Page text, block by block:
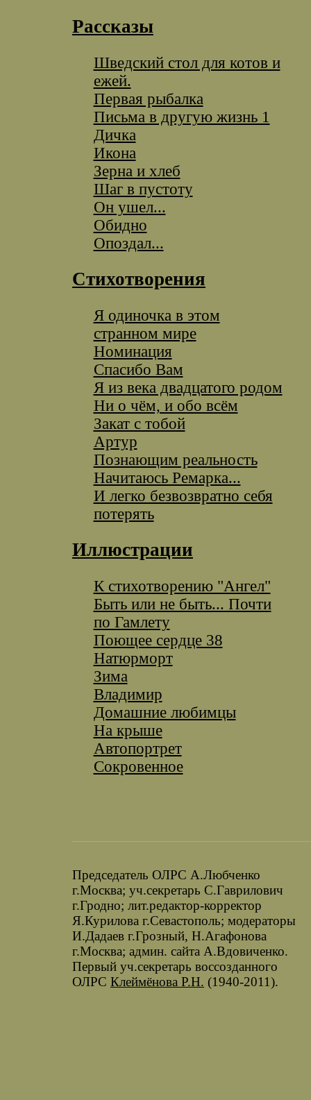
Рассказы
Шведский стол для котов и
ежей.
Первая рыбалка
Письма в другую жизнь 1
Дичка
Икона
Зерна и хлеб
Шаг в пустоту
Он ушел...
Обидно
Опоздал...
Стихотворения
Я одиночка в этом
странном мире
Номинация
Спасибо Вам
Я из века двадцатого родом
Ни о чём, и обо всём
Закат с тобой
Артур
Познающим реальность
Начитаюсь Ремарка...
И легко безвозвратно себя
потерять
Иллюстрации
К стихотворению "Ангел"
Быть или не быть... Почти
по Гамлету
Поющее сердце 38
Натюрморт
Зима
Владимир
Домашние любимцы
На крыше
Автопортрет
Сокровенное
Председатель ОЛРС А.Любченко
г.Москва; уч.секретарь С.Гаврилович
г.Гродно; лит.редактор-корректор
Я.Курилова г.Севастополь; модераторы
И.Дадаев г.Грозный, Н.Агафонова
г.Москва; админ. сайта А.Вдовиченко.
Первый уч.секретарь воссозданного
ОЛРС Клеймёнова Р.Н. (1940-2011).